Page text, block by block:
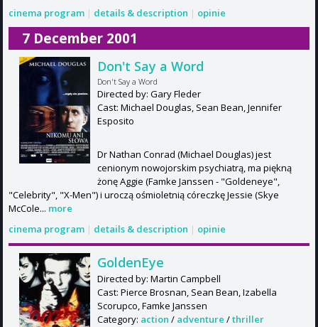
cinema program | details & description | opinie
7 December 2001
Don't Say a Word
Don't Say a Word
Directed by: Gary Fleder
Cast: Michael Douglas, Sean Bean, Jennifer
Esposito
Dr Nathan Conrad (Michael Douglas) jest
cenionym nowojorskim psychiatrą, ma piękną
żonę Aggie (Famke Janssen - "Goldeneye",
"Celebrity", "X-Men") i uroczą ośmioletnią córeczkę Jessie (Skye
McCole... more
cinema program | details & description | opinie
GoldenEye
Directed by: Martin Campbell
Cast: Pierce Brosnan, Sean Bean, Izabella
Scorupco, Famke Janssen
Category: action / adventure /thriller